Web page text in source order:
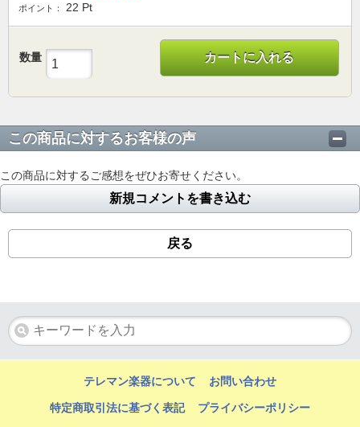
ポイント： 22 Pt
数量 カートに入れる
この商品に対するお客様の声
この商品に対するご感想をぜひお寄せください。
新規コメントを書き込む
戻る
テレマン楽器について お問い合わせ
特定商取引法に基づく表記 プライバシーポリシー